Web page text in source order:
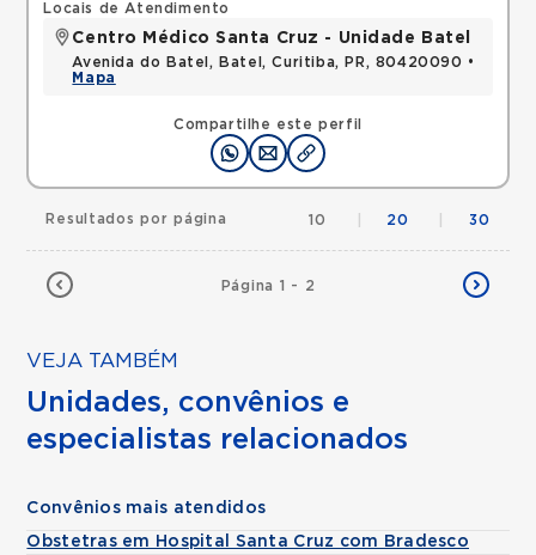
Compartilhe este perfil
Locais de Atendimento
Centro Médico Santa Cruz - Unidade Batel
Avenida do Batel, Batel, Curitiba, PR, 80420090 •
Mapa
Página 1 - 2
Resultados por página 10 20 30
VEJA TAMBÉM
Unidades, convênios e
especialistas relacionados
Convênios mais atendidos
Obstetras em Hospital Santa Cruz com Bradesco